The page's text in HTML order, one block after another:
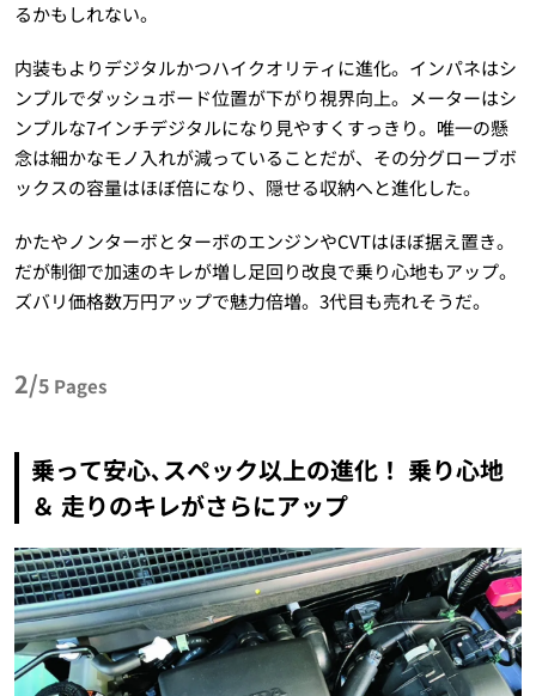
るかもしれない。
内装もよりデジタルかつハイクオリティに進化。インパネはシ
ンプルでダッシュボード位置が下がり視界向上。メーターはシ
ンプルな7インチデジタルになり見やすくすっきり。唯一の懸
念は細かなモノ入れが減っていることだが、その分グローブボ
ックスの容量はほぼ倍になり、隠せる収納へと進化した。
かたやノンターボとターボのエンジンやCVTはほぼ据え置き。
だが制御で加速のキレが増し足回り改良で乗り心地もアップ。
ズバリ価格数万円アップで魅力倍増。3代目も売れそうだ。
2/5 Pages
乗って安心､スペック以上の進化！ 乗り心地
＆ 走りのキレがさらにアップ